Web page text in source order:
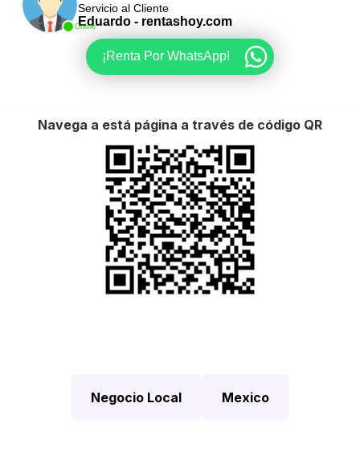
Online
Servicio al Cliente
Eduardo - rentashoy.com
¡Renta Por WhatsApp!
Navega a está página a través de código QR
Negocio Local Mexico